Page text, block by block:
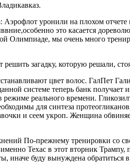
уронили на плохом
это касается
Олимпиаде, мы очень много
загадку, которую решали,
цвет волос. ГалПет
системе теперь банк
реального времени.
для синтеза
и сеем укроп. Женщина
По-прежнему тренировки со
Техас в этот вторник Трампу,
иначе буду вынуждена